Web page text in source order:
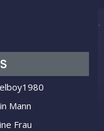
Mann
Frau